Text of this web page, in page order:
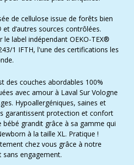
de cellulose issue de forêts bien
d’autres sources contrôlées.
le label indépendant OEKO-TEX®
1 IFTH, l'une des certifications les
des couches abordables 100%
avec amour à Laval Sur Vologne
Hypoallergéniques, saines et
garantissent protection et confort
grandit grâce à sa gamme qui
à la taille XL. Pratique !
chez vous grâce à notre
sans engagement.